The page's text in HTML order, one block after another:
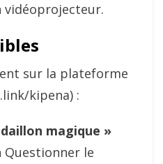
vidéoprojecteur.
sur la plateforme
kipena) :
magique »
le